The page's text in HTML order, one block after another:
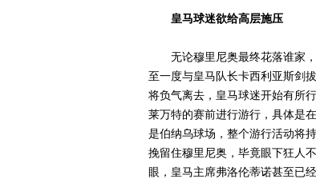
皇马球迷欲给高层施压
无论穆里尼奥最终花落谁家，
至一度与皇马队长卡西利亚斯剑
将负气离去，皇马球迷开始有所
莱万特的赛前进行游行，具体是
是伯纳乌球场，整个游行活动将
挽留住穆里尼奥，毕竟眼下狂人
眼，皇马主席弗洛伦蒂诺甚至已